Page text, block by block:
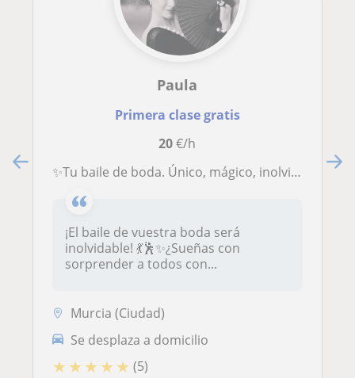
Paula
Primera clase gratis
20€/h
✨Tu baile de boda. Único, mágico, inolvidable.✨ además, Sevillanas y flamenco 💃 ¡Descubre el poder de la danza y transfórmate!✨
¡El baile de vuestra boda será
inolvidable! 💃🕺✨¿Sueñas con
sorprender a todos con...
Murcia (Ciudad)
Se desplaza a domicilio
★ ★ ★ ★ ★ (5)